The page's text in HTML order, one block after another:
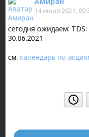
14 июня 2021,
сегодня ожидаем:
30.06.2021
см.календарь по